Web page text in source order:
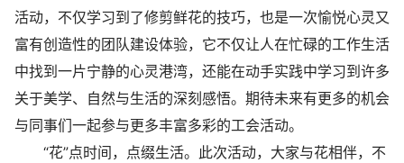
活动，不仅学习到了修剪鲜花的技巧，也是一次愉悦心灵又
富有创造性的团队建设体验，它不仅让人在忙碌的工作生活
中找到一片宁静的心灵港湾，还能在动手实践中学习到许多
关于美学、自然与生活的深刻感悟。期待未来有更多的机会
与同事们一起参与更多丰富多彩的工会活动。
“花”点时间，点缀生活。此次活动，大家与花相伴，不